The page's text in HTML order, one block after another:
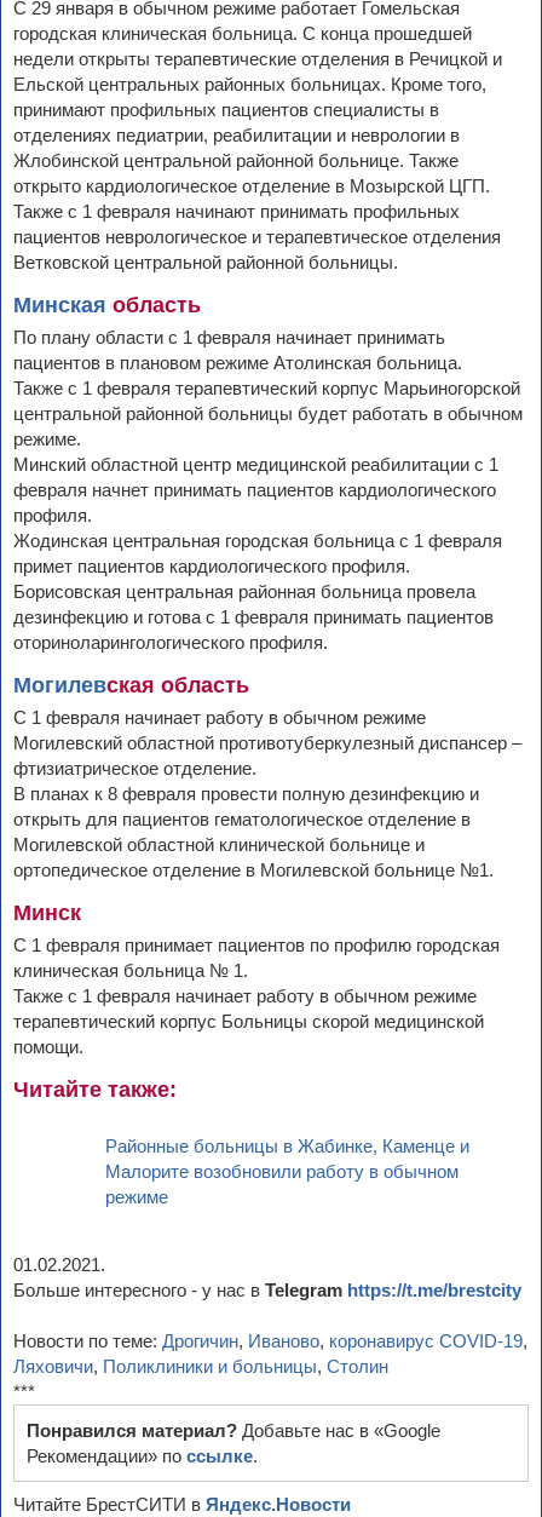
С 29 января в обычном режиме работает Гомельская
городская клиническая больница. С конца прошедшей
недели открыты терапевтические отделения в Речицкой и
Ельской центральных районных больницах. Кроме того,
принимают профильных пациентов специалисты в
отделениях педиатрии, реабилитации и неврологии в
Жлобинской центральной районной больнице. Также
открыто кардиологическое отделение в Мозырской ЦГП.
Также с 1 февраля начинают принимать профильных
пациентов неврологическое и терапевтическое отделения
Ветковской центральной районной больницы.
Минская область
По плану области с 1 февраля начинает принимать
пациентов в плановом режиме Атолинская больница.
Также с 1 февраля терапевтический корпус Марьиногорской
центральной районной больницы будет работать в обычном
режиме.
Минский областной центр медицинской реабилитации с 1
февраля начнет принимать пациентов кардиологического
профиля.
Жодинская центральная городская больница с 1 февраля
примет пациентов кардиологического профиля.
Борисовская центральная районная больница провела
дезинфекцию и готова с 1 февраля принимать пациентов
оториноларингологического профиля.
Могилевская область
С 1 февраля начинает работу в обычном режиме
Могилевский областной противотуберкулезный диспансер –
фтизиатрическое отделение.
В планах к 8 февраля провести полную дезинфекцию и
открыть для пациентов гематологическое отделение в
Могилевской областной клинической больнице и
ортопедическое отделение в Могилевской больнице №1.
Минск
С 1 февраля принимает пациентов по профилю городская
клиническая больница № 1.
Также с 1 февраля начинает работу в обычном режиме
терапевтический корпус Больницы скорой медицинской
помощи.
Читайте также:
Районные больницы в Жабинке, Каменце и
Малорите возобновили работу в обычном
режиме
01.02.2021.
Больше интересного - у нас в Telegram https://t.me/brestcity
Новости по теме: Дрогичин, Иваново, коронавирус COVID-19,
Ляховичи, Поликлиники и больницы, Столин
***
Понравился материал? Добавьте нас в «Google
Рекомендации» по ссылке.
Читайте БрестСИТИ в Яндекс.Новости